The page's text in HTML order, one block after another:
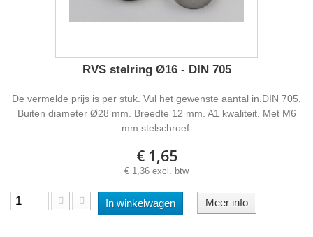
RVS stelring Ø16 - DIN 705
De vermelde prijs is per stuk. Vul het gewenste aantal in.DIN 705.
Buiten diameter Ø28 mm. Breedte 12 mm. A1 kwaliteit. Met M6
mm stelschroef.
€ 1,65
€ 1,36 excl. btw
In winkelwagen Meer info